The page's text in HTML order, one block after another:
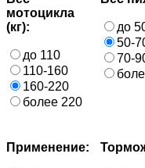
мотоцикла
(кг):
до 110
110-160
160-220
более 220
до
50-
70-
Применение: